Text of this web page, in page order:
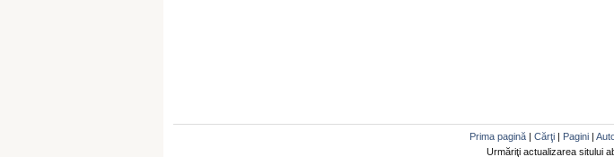
Prima pagină| Cărţi| Pagini|
Urmăriţi actualizarea sitului